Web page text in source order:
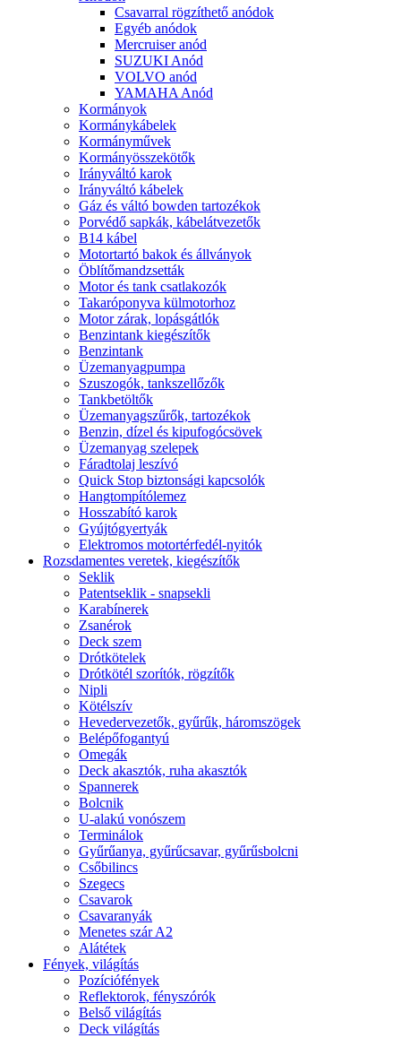
Csavarral rögzíthető anódok
Egyéb anódok
Mercruiser anód
SUZUKI Anód
VOLVO anód
YAMAHA Anód
Kormányok
Kormánykábelek
Kormányművek
Kormányösszekötők
Irányváltó karok
Irányváltó kábelek
Gáz és váltó bowden tartozékok
Porvédő sapkák, kábelátvezetők
B14 kábel
Motortartó bakok és állványok
Öblítőmandzsetták
Motor és tank csatlakozók
Takaróponyva külmotorhoz
Motor zárak, lopásgátlók
Benzintank kiegészítők
Benzintank
Üzemanyagpumpa
Szuszogók, tankszellőzők
Tankbetöltők
Üzemanyagszűrők, tartozékok
Benzin, dízel és kipufogócsövek
Üzemanyag szelepek
Fáradtolaj leszívó
Quick Stop biztonsági kapcsolók
Hangtompítólemez
Hosszabító karok
Gyújtógyertyák
Elektromos motortérfedél-nyitók
Rozsdamentes veretek, kiegészítők
Seklik
Patentseklik - snapsekli
Karabínerek
Zsanérok
Deck szem
Drótkötelek
Drótkötél szorítók, rögzítők
Nipli
Kötélszív
Hevedervezetők, gyűrűk, háromszögek
Belépőfogantyú
Omegák
Deck akasztók, ruha akasztók
Spannerek
Bolcnik
U-alakú vonószem
Terminálok
Gyűrűanya, gyűrűcsavar, gyűrűsbolcni
Csőbilincs
Szegecs
Csavarok
Csavaranyák
Menetes szár A2
Alátétek
Fények, világítás
Pozíciófények
Reflektorok, fényszórók
Belső világítás
Deck világítás